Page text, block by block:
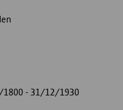
- 31/12/1930